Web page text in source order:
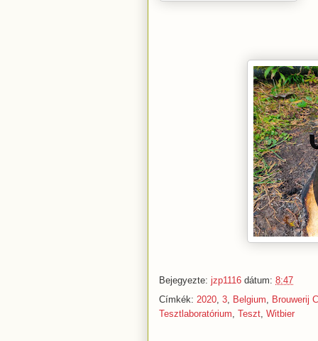
Bejegyezte: jzp1116 dátum: 8:47
Címkék: 2020, 3, Belgium, Brouwerij
Tesztlaboratórium, Teszt, Witbier